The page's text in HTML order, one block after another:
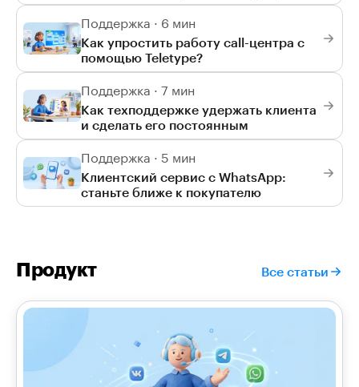
Поддержка · 6 мин
Как упростить работу call-центра с
помощью Teletype?
Поддержка · 7 мин
Как техподдержке удержать клиента
и сделать его постоянным
Поддержка · 5 мин
Клиентский сервис с WhatsApp:
станьте ближе к покупателю
Продукт Все статьи